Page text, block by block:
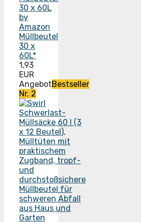
by
Amazon
Müllbeutel
30 x
60L*
1,93
EUR
AngebotBestseller
Nr. 2